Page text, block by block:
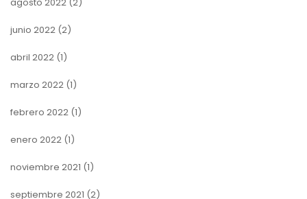
junio 2022 (2)
abril 2022 (1)
marzo 2022 (1)
febrero 2022 (1)
enero 2022 (1)
noviembre 2021 (1)
septiembre 2021 (2)